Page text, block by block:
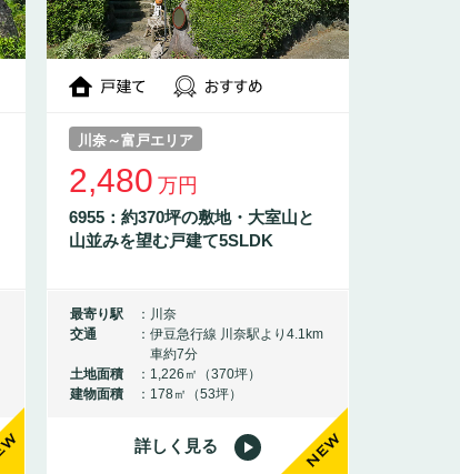
川奈～富戸エリア
2,480 万円
6955：約370坪の敷地・大室山と
山並みを望む戸建て5SLDK
最寄り駅
川奈
交通
伊豆急行線 川奈駅より4.1km
車約7分
土地面積
1,226㎡（370坪）
建物面積
178㎡（53坪）
詳しく見る